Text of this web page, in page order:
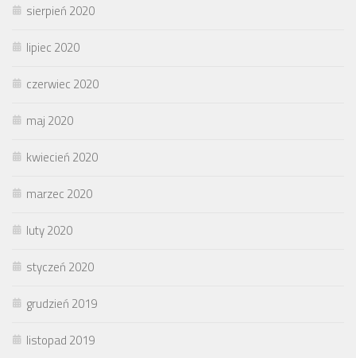
sierpień 2020
lipiec 2020
czerwiec 2020
maj 2020
kwiecień 2020
marzec 2020
luty 2020
styczeń 2020
grudzień 2019
listopad 2019